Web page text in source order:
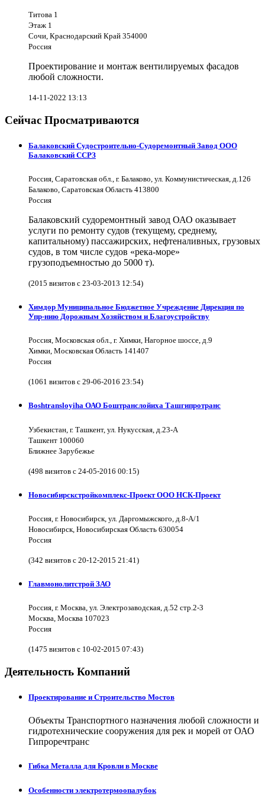
Титова 1
Этаж 1
Сочи, Краснодарский Край 354000
Россия
Проектирование и монтаж вентилируемых фасадов
любой сложности.
14-11-2022 13:13
Сейчас Просматриваются
Балаковский Судостроительно-Судоремонтный Завод ООО
Балаковский ССРЗ
Россия, Саратовская обл., г. Балаково, ул. Коммунистическая, д.126
Балаково, Саратовская Область 413800
Россия
Балаковский судоремонтный завод ОАО оказывает
услуги по ремонту судов (текущему, среднему,
капитальному) пассажирских, нефтеналивных, грузовых
судов, в том числе судов «река-море»
грузоподъемностью до 5000 т).
(2015 визитов с 23-03-2013 12:54)
Химдор Муниципальное Бюджетное Учреждение Дирекция по
Упр-нию Дорожным Хозяйством и Благоустройству
Россия, Московская обл., г. Химки, Нагорное шоссе, д.9
Химки, Московская Область 141407
Россия
(1061 визитов с 29-06-2016 23:54)
Boshtransloyiha ОАО Боштранслойиха Ташгипротранс
Узбекистан, г. Ташкент, ул. Нукусская, д.23-А
Ташкент 100060
Ближнее Зарубежье
(498 визитов с 24-05-2016 00:15)
Новосибирскстройкомплекс-Проект ООО НСК-Проект
Россия, г. Новосибирск, ул. Даргомыжского, д.8-А/1
Новосибирск, Новосибирская Область 630054
Россия
(342 визитов с 20-12-2015 21:41)
Главмонолитстрой ЗАО
Россия, г. Москва, ул. Электрозаводская, д.52 стр.2-3
Москва, Москва 107023
Россия
(1475 визитов с 10-02-2015 07:43)
Деятельность Компаний
Проектирование и Строительство Мостов
Объекты Транспортного назначения любой сложности и
гидротехнические сооружения для рек и морей от ОАО
Гипроречтранс
Гибка Металла для Кровли в Москве
Особенности электротермоопалубок